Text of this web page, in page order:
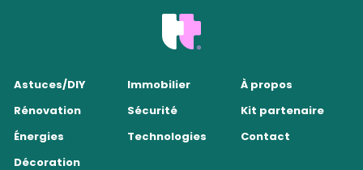
Astuces/DIY
Rénovation
Énergies
Décoration
Immobilier
Sécurité
Technologies
À propos
Kit partenaire
Contact